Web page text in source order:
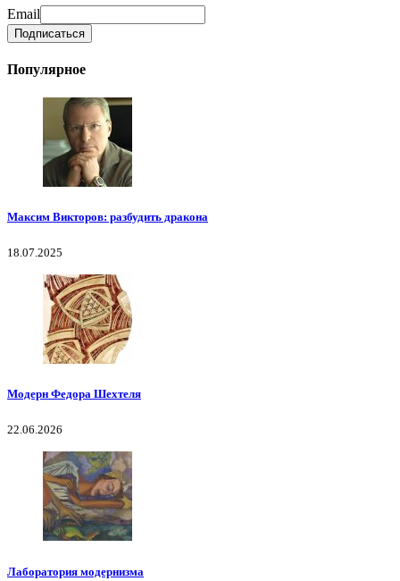
Email
Популярное
Максим Викторов: разбудить дракона
18.07.2025
Модерн Федора Шехтеля
22.06.2026
Лаборатория модернизма